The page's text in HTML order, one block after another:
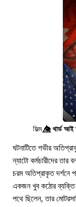
ফিল্ম👁️⃤থার্ড আই
ঘটনাটিতে গভীর
ন্যাটো কর্মচারীদের
চরম অতিপ্রাকৃত দর্শনে
একজন খুব কঠোর ব্যক্তি
পথে ছিলেন, তার